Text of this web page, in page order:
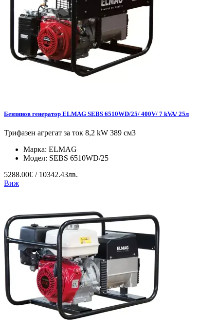
Бензинов генератор ELMAG SEBS 6510WD/25/ 400V/ 7 kVA/ 25л
Трифазен агрегат за ток 8,2 kW 389 см3
Марка: ELMAG
Модел: SEBS 6510WD/25
5288.00€ / 10342.43лв.
Виж